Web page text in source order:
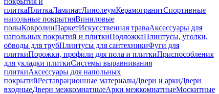
плиткаПлиткаЛаминатЛинолеумКерамогранитСпортивные
напольные покрытияВиниловые
полыКовролинПаркетИскусственная траваАксессуары для
напольных покрытий и плиткиПодложкаПлинтусы, уголки,
обводы для трубПлинтусы для сантехникиФуги для
плиткиПорожки, профили для пола и плиткиПриспособления
для укладки плиткиСистемы выравнивания
плиткиАксессуары для напольных
покрытийРеставрационные материалыДвери и аркиДвери
входныеДвери межкомнатныеАрки межкомнатныеМоскитные